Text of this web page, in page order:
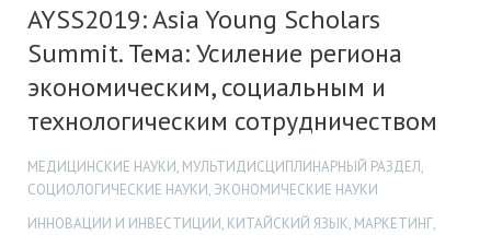
AYSS2019: Asia Young Scholars
Summit. Тема: Усиление региона
экономическим, социальным и
технологическим сотрудничеством
МЕДИЦИНСКИЕ НАУКИ, МУЛЬТИДИСЦИПЛИНАРНЫЙ РАЗДЕЛ,
СОЦИОЛОГИЧЕСКИЕ НАУКИ, ЭКОНОМИЧЕСКИЕ НАУКИ
ИННОВАЦИИ И ИНВЕСТИЦИИ, КИТАЙСКИЙ ЯЗЫК, МАРКЕТИНГ,